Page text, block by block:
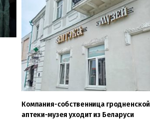
Компания-собственница гродненской
аптеки-музея уходит из Беларуси